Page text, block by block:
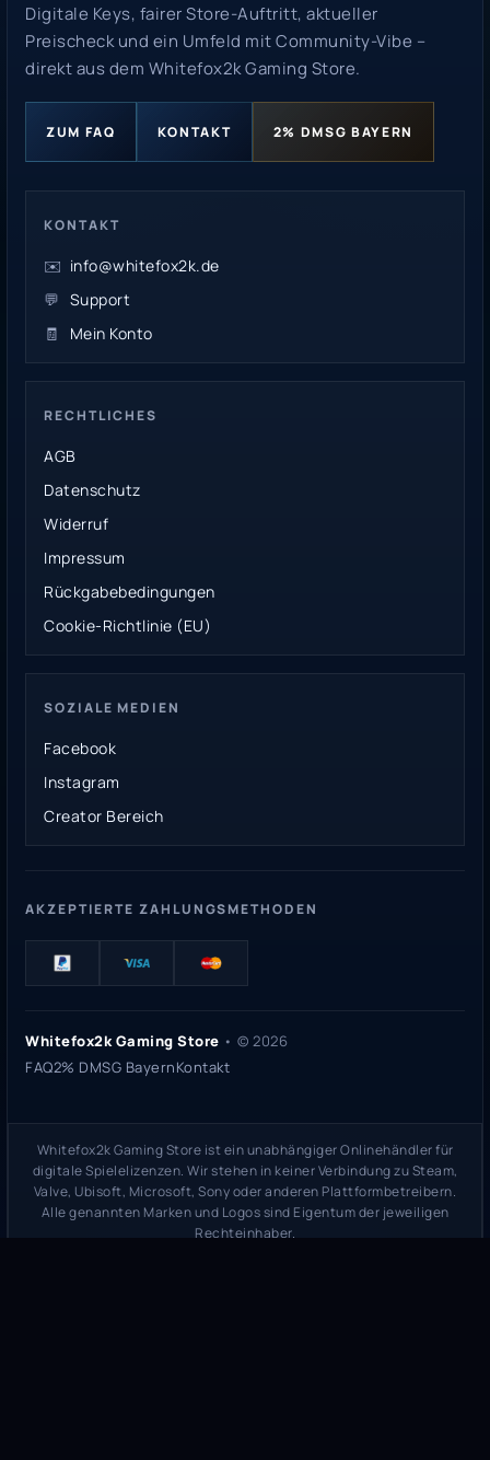
Digitale Keys, fairer Store-Auftritt, aktueller
Preischeck und ein Umfeld mit Community-Vibe –
direkt aus dem Whitefox2k Gaming Store.
ZUM FAQ KONTAKT 2% DMSG BAYERN
KONTAKT
✉️ info@whitefox2k.de
💬 Support
🧾
Mein Konto
RECHTLICHES
AGB
Datenschutz
Widerruf
Impressum
Rückgabebedingungen
Cookie-Richtlinie (EU)
SOZIALE MEDIEN
Facebook
Instagram
Creator Bereich
AKZEPTIERTE ZAHLUNGSMETHODEN
Whitefox2k Gaming Store • © 2026
FAQ2% DMSG BayernKontakt
Whitefox2k Gaming Store ist ein unabhängiger Onlinehändler für
digitale Spielelizenzen. Wir stehen in keiner Verbindung zu Steam,
Valve, Ubisoft, Microsoft, Sony oder anderen Plattformbetreibern.
Alle genannten Marken und Logos sind Eigentum der jeweiligen
Rechteinhaber.